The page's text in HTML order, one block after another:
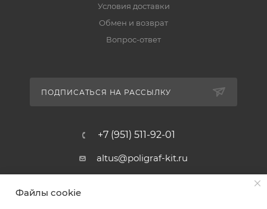
Условия доставки
Обмен и возврат
Вопрос-ответ
ПОДПИСАТЬСЯ НА РАССЫЛКУ
+7 (951) 511-92-01
altus@poligraf-kit.ru
Ростовская обл, Аксайский р-н,
Файлы cookie